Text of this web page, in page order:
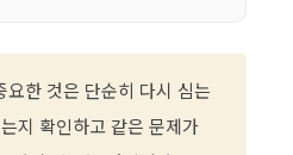
요한 것은 단순히 다시 심는
지 확인하고 같은 문제가